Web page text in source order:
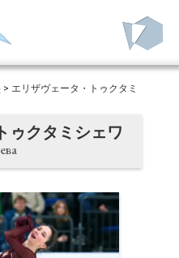
> エリザヴェータ・トゥクタミ
ゥクタミシェワ